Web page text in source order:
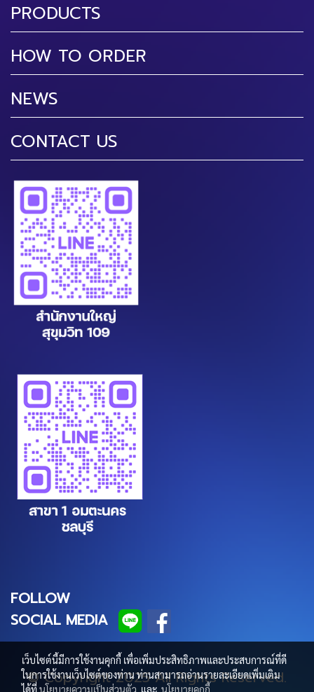
PRODUCTS
HOW TO ORDER
NEWS
CONTACT US
FOLLOW
SOCIAL MEDIA
© Copyright 2025 All Rights Reserved.
เว็บไซต์นี้มีการใช้งานคุกกี้ เพื่อเพิ่มประสิทธิภาพและประสบการณ์ที่ดี
ในการใช้งานเว็บไซต์ของท่าน ท่านสามารถอ่านรายละเอียดเพิ่มเติม
ได้ที่นโยบายความเป็นส่วนตัว และ นโยบายคุกกี้